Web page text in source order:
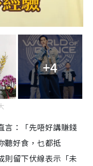
+4
言：「先唔好講賺錢
聽好食，乜都抵
則留下伏線表示「未